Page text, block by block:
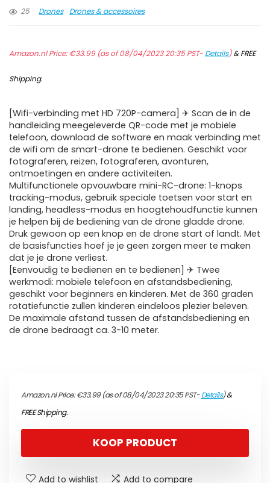
25
Drones Drones & accessoires
Amazon.nl Price:€33.99(as of 08/04/2023 20:35 PST- Details)&FREE
Shipping.
[Wifi-verbinding met HD 720P-camera] ✈ Scan de in de
handleiding meegeleverde QR-code met je mobiele
telefoon, download de software en maak verbinding met
de wifi om de smart-drone te bedienen. Geschikt voor
fotograferen, reizen, fotograferen, avonturen,
ontmoetingen en andere activiteiten.
Multifunctionele opvouwbare mini-RC-drone: 1-knops
tracking-modus, gebruik speciale toetsen voor start en
landing, headless-modus en hoogtehoudfunctie kunnen
je helpen bij de bediening van de drone gladde drone.
Druk gewoon op een knop en de drone start of landt. Met
de basisfuncties hoef je je geen zorgen meer te maken
dat je je drone verliest.
[Eenvoudig te bedienen en te bedienen] ✈ Twee
werkmodi: mobiele telefoon en afstandsbediening,
geschikt voor beginners en kinderen. Met de 360 graden
rotatiefunctie zullen kinderen eindeloos plezier beleven.
De maximale afstand tussen de afstandsbediening en
de drone bedraagt ca. 3-10 meter.
Amazon.nl Price:€33.99(as of 08/04/2023 20:35 PST-Details)&
FREE Shipping.
KOOP PRODUCT
Add to wishlist Add to compare